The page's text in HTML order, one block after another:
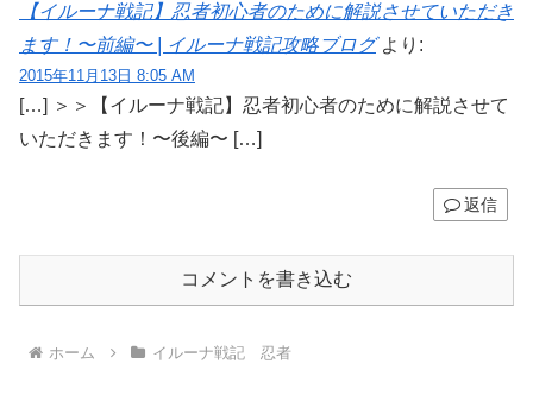
【イルーナ戦記】忍者初心者のために解説させていただき
ます！〜前編〜 | イルーナ戦記攻略ブログ より:
2015年11月13日 8:05 AM
[…] ＞＞【イルーナ戦記】忍者初心者のために解説させて
いただきます！〜後編〜 […]
返信
コメントを書き込む
ホーム イルーナ戦記 忍者